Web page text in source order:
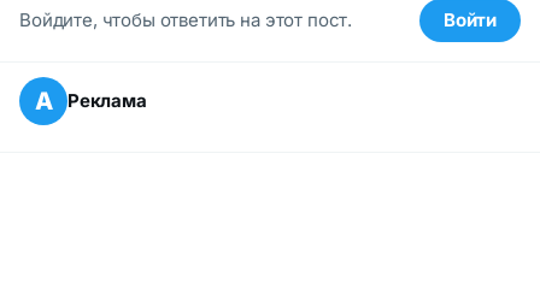
Войдите, чтобы ответить на этот пост. Войти
А Реклама